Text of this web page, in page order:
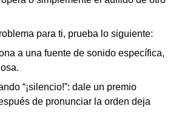
para ti, prueba lo siguiente:
a una fuente de sonido específica,
“¡silencio!”: dale un premio
de pronunciar la orden deja